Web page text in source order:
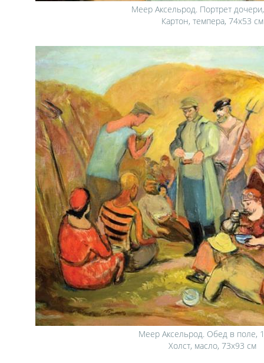
Меер Аксельрод. Портрет
Картон, темпера, 74x53 см
Меер Аксельрод. Обед в поле,
Холст, масло, 73x93 см